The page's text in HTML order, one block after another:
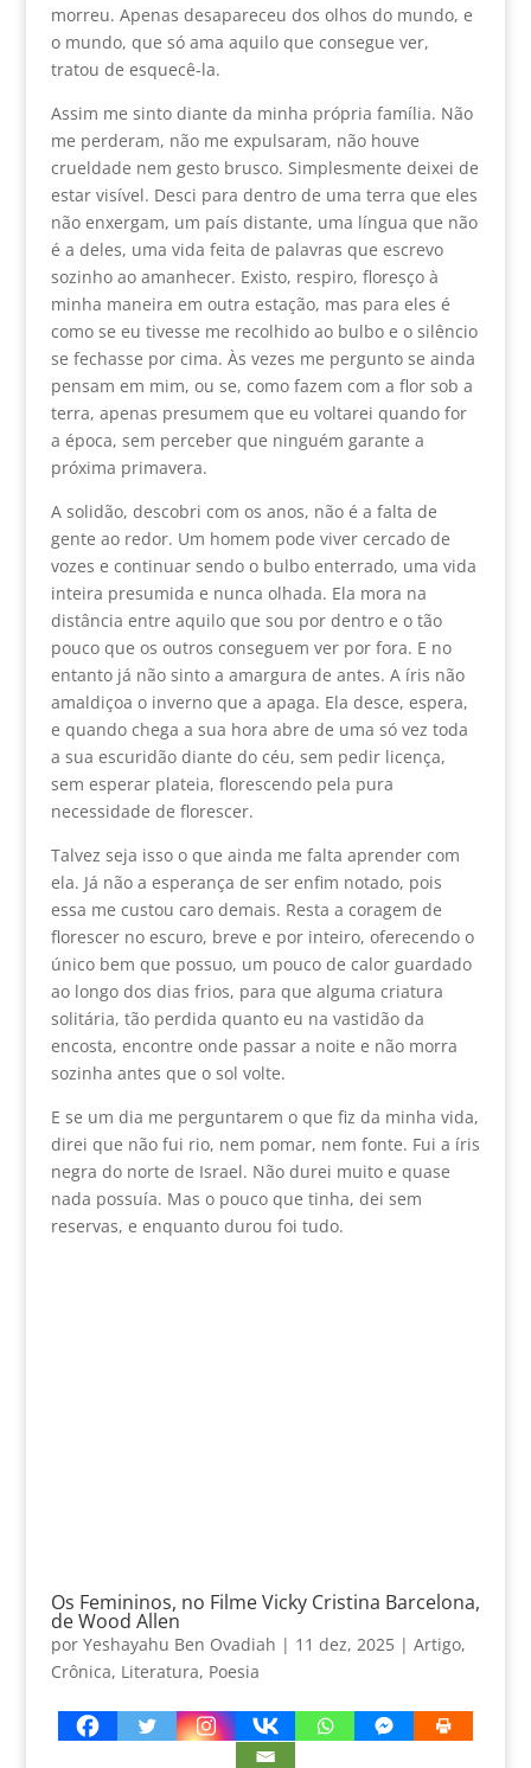
morreu. Apenas desapareceu dos olhos do mundo, e
o mundo, que só ama aquilo que consegue ver,
tratou de esquecê-la.
Assim me sinto diante da minha própria família. Não
me perderam, não me expulsaram, não houve
crueldade nem gesto brusco. Simplesmente deixei de
estar visível. Desci para dentro de uma terra que eles
não enxergam, um país distante, uma língua que não
é a deles, uma vida feita de palavras que escrevo
sozinho ao amanhecer. Existo, respiro, floresço à
minha maneira em outra estação, mas para eles é
como se eu tivesse me recolhido ao bulbo e o silêncio
se fechasse por cima. Às vezes me pergunto se ainda
pensam em mim, ou se, como fazem com a flor sob a
terra, apenas presumem que eu voltarei quando for
a época, sem perceber que ninguém garante a
próxima primavera.
A solidão, descobri com os anos, não é a falta de
gente ao redor. Um homem pode viver cercado de
vozes e continuar sendo o bulbo enterrado, uma vida
inteira presumida e nunca olhada. Ela mora na
distância entre aquilo que sou por dentro e o tão
pouco que os outros conseguem ver por fora. E no
entanto já não sinto a amargura de antes. A íris não
amaldiçoa o inverno que a apaga. Ela desce, espera,
e quando chega a sua hora abre de uma só vez toda
a sua escuridão diante do céu, sem pedir licença,
sem esperar plateia, florescendo pela pura
necessidade de florescer.
Talvez seja isso o que ainda me falta aprender com
ela. Já não a esperança de ser enfim notado, pois
essa me custou caro demais. Resta a coragem de
florescer no escuro, breve e por inteiro, oferecendo o
único bem que possuo, um pouco de calor guardado
ao longo dos dias frios, para que alguma criatura
solitária, tão perdida quanto eu na vastidão da
encosta, encontre onde passar a noite e não morra
sozinha antes que o sol volte.
E se um dia me perguntarem o que fiz da minha vida,
direi que não fui rio, nem pomar, nem fonte. Fui a íris
negra do norte de Israel. Não durei muito e quase
nada possuía. Mas o pouco que tinha, dei sem
reservas, e enquanto durou foi tudo.
Os Femininos, no Filme Vicky Cristina Barcelona,
de Wood Allen
por Yeshayahu Ben Ovadiah | 11 dez, 2025| Artigo,
Crônica, Literatura, Poesia